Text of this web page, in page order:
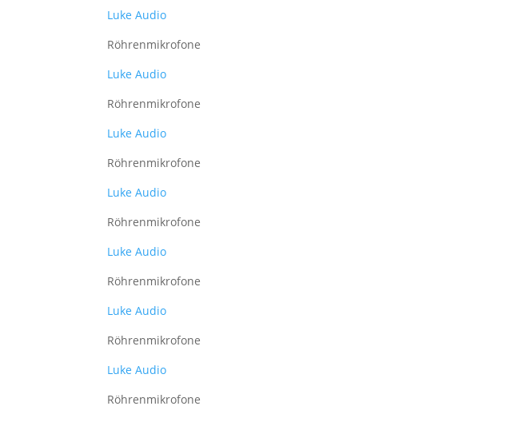
Luke Audio
Röhrenmikrofone
Luke Audio
Röhrenmikrofone
Luke Audio
Röhrenmikrofone
Luke Audio
Röhrenmikrofone
Luke Audio
Röhrenmikrofone
Luke Audio
Röhrenmikrofone
Luke Audio
Röhrenmikrofone